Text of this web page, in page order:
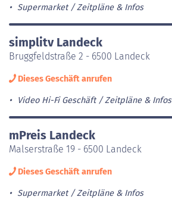
Supermarket Zeitpläne & Infos
simplitv Landeck
Bruggfeldstraße 2 - 6500 Landeck
Dieses Geschäft anrufen
Video Hi-Fi Geschäft Zeitpläne & Infos
mPreis Landeck
Malserstraße 19 - 6500 Landeck
Dieses Geschäft anrufen
Supermarket Zeitpläne & Infos